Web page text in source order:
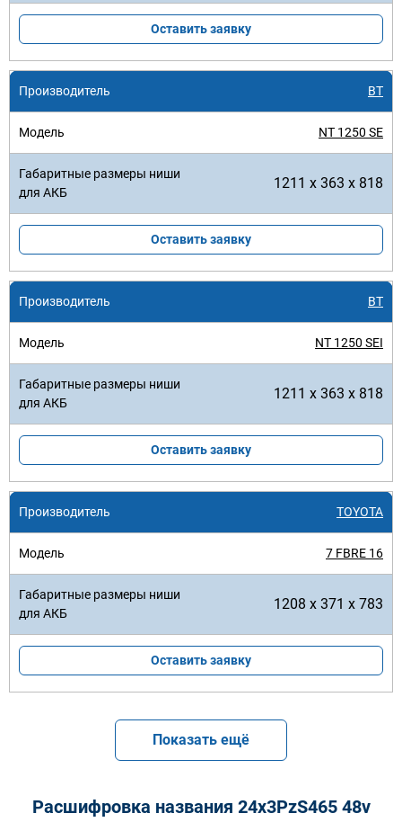
Оставить заявку
BT
NT 1250 SE
1211 x 363 x 818
Оставить заявку
BT
NT 1250 SEI
1211 x 363 x 818
Оставить заявку
TOYOTA
7 FBRE 16
1208 x 371 x 783
Оставить заявку
Показать ещё
Расшифровка названия 24х3PzS465 48v